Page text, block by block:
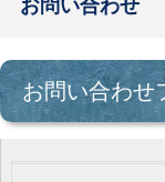
お問い合わせ
お問い合わせ